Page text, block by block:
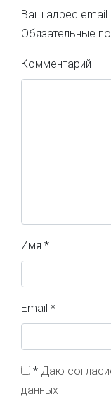
Ваш адрес email
Обязательные
Комментарий
Имя *
Email *
* Даю
данных